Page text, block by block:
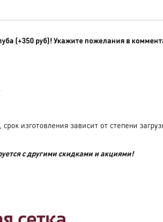
(+350 руб)! Укажите пожелания в
изготовления зависит от степени
с другими скидками и акциями!